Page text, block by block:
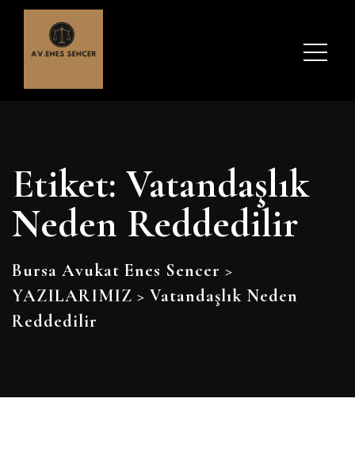
Etiket: Vatandaşlık
Neden Reddedilir
Bursa Avukat Enes Sencer >
YAZILARIMIZ > Vatandaşlık Neden
Reddedilir